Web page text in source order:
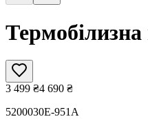
3 499 ₴4 690 ₴
5200030E-951A